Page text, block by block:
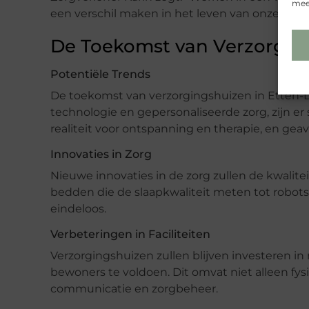
een verschil maken in het leven van onze
De Toekomst van
Potentiële Trends
De toekomst van verzorgingshuizen in
technologie en gepersonaliseerde zorg, zijn
realiteit voor ontspanning en therapie, en
Innovaties in Zorg
Nieuwe innovaties in de zorg zullen de
bedden die de slaapkwaliteit meten tot
eindeloos.
Verbeteringen in Faciliteiten
Verzorgingshuizen zullen blijven investeren
bewoners te voldoen. Dit omvat niet alleen
communicatie en zorgbeheer.